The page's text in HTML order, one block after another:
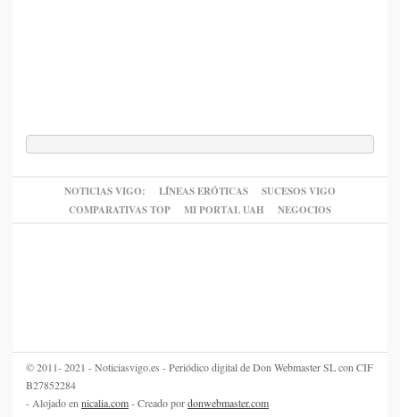
NOTICIAS VIGO: LÍNEAS ERÓTICAS
SUCESOS VIGO
COMPARATIVAS TOP
MI PORTAL UAH NEGOCIOS
© 2011- 2021 - Noticiasvigo.es - Periódico digital de Don Webmaster SL con CIF
B27852284
- Alojado en nicalia.com- Creado pordonwebmaster.com